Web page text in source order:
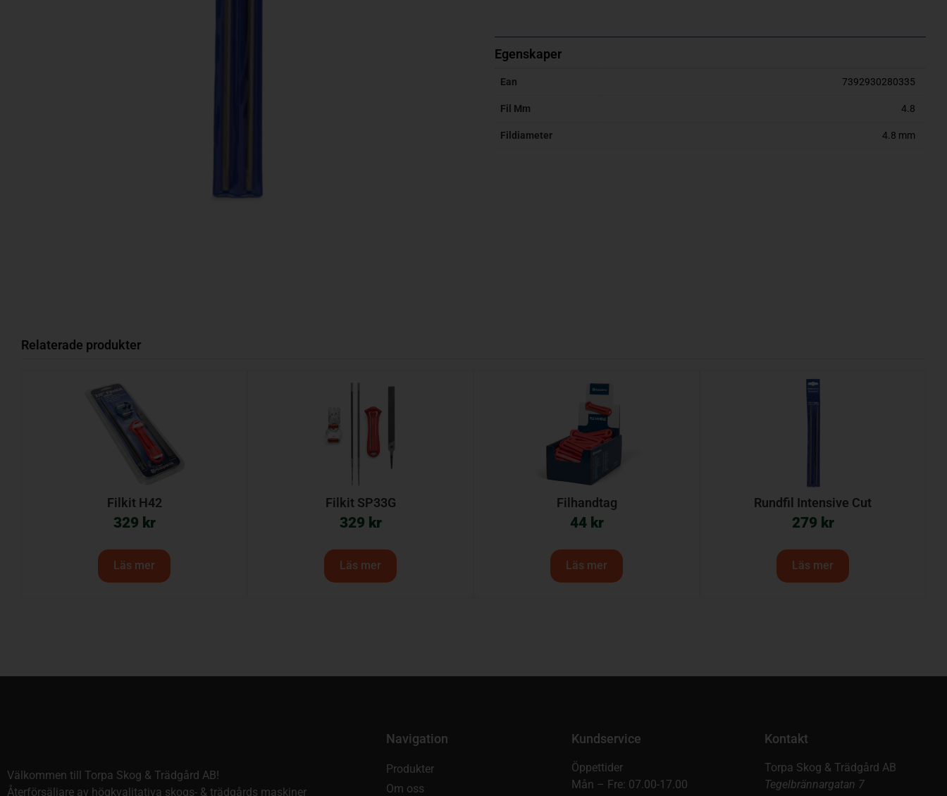
Egenskaper
Ean 7392930280335
Fil Mm 4.8
Fildiameter 4.8 mm
Relaterade produkter
Filkit H42
329 kr
Läs mer
Filkit SP33G
329 kr
Läs mer
Filhandtag
44 kr
Läs mer
Rundfil Intensive Cut
279 kr
Läs mer
Välkommen till Torpa Skog & Trädgård AB!
Återförsäljare av högkvalitativa skogs- & trädgårds maskiner
Navigation
Produkter
Om oss
Kundservice
Öppettider
Mån – Fre: 07.00-17.00
Kontakt
Torpa Skog & Trädgård AB
Tegelbrännargatan 7